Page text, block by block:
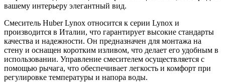
вашему интерьеру элегантный вид.
Смеситель Huber Lynox относится к серии Lynox и
производится в Италии, что гарантирует высокие стандарты
качества и надежности. Он предназначен для монтажа на
стену и оснащен коротким изливом, что делает его удобным в
использовании. Управление смесителем осуществляется с
помощью рычага, что обеспечивает легкость и комфорт при
регулировке температуры и напора воды.